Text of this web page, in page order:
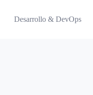
Desarrollo & DevOps